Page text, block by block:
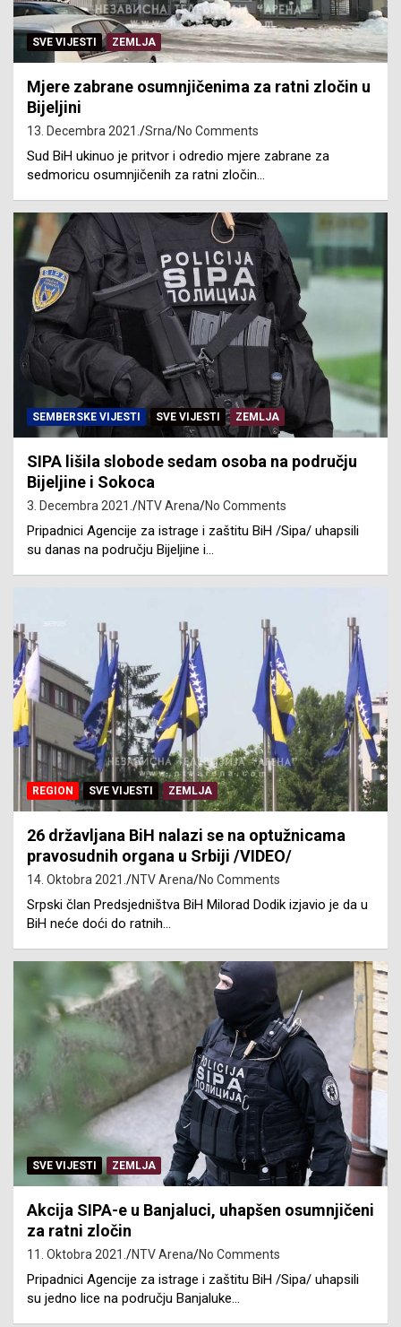
SVE VIJESTI ZEMLJA
Mjere zabrane osumnjičenima za ratni zločin u
Bijeljini
13. Decembra 2021. Srna No Comments
Sud BiH ukinuo je pritvor i odredio mjere zabrane za
sedmoricu osumnjičenih za ratni zločin…
SEMBERSKE VIJESTI SVE VIJESTI ZEMLJA
SIPA lišila slobode sedam osoba na području
Bijeljine i Sokoca
3. Decembra 2021. NTV Arena No Comments
Pripadnici Agencije za istrage i zaštitu BiH /Sipa/ uhapsili
su danas na području Bijeljine i…
REGION SVE VIJESTI ZEMLJA
26 državljana BiH nalazi se na optužnicama
pravosudnih organa u Srbiji /VIDEO/
14. Oktobra 2021. NTV Arena No Comments
Srpski član Predsjedništva BiH Milorad Dodik izjavio je da u
BiH neće doći do ratnih…
SVE VIJESTI ZEMLJA
Akcija SIPA-e u Banjaluci, uhapšen osumnjičeni
za ratni zločin
11. Oktobra 2021. NTV Arena No Comments
Pripadnici Agencije za istrage i zaštitu BiH /Sipa/ uhapsili
su jedno lice na području Banjaluke…